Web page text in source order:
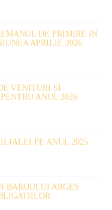
DE PRIMIRE IN
APRILIE 2026
VENITURI SI
ANUL 2026
PE ANUL 2025
BAROULUI ARGES